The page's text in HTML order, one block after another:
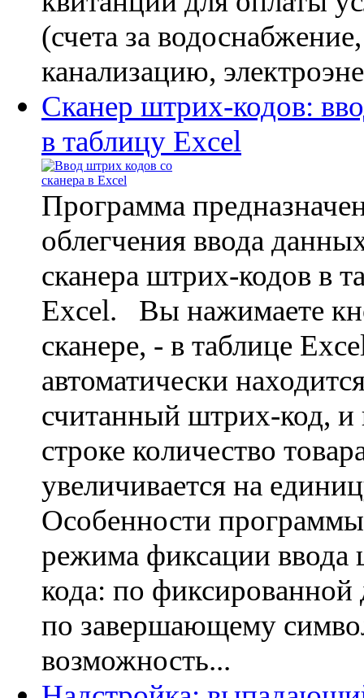
(счета за водоснабжение,
канализацию,
Сканер штрих-кодов:
в таблицу Excel
Программа
облегчения ввода
сканера штрих-кодов в
Excel. Вы нажимаете
сканере, - в таблице
автоматически
считанный штрих-код, и
строке количество
увеличивается на
Особенности
режима фиксации ввода
кода: по фиксированной
по завершающему
возможность...